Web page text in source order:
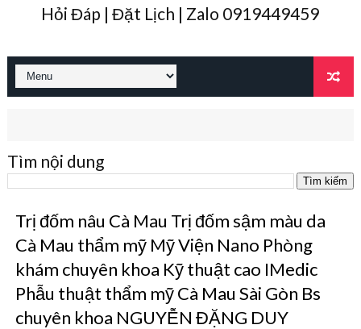
Hỏi Đáp | Đặt Lịch | Zalo 0919449459
Tìm nội dung
Trị đốm nâu Cà Mau Trị đốm sậm màu da
Cà Mau thẩm mỹ Mỹ Viện Nano Phòng
khám chuyên khoa Kỹ thuật cao IMedic
Phẫu thuật thẩm mỹ Cà Mau Sài Gòn Bs
chuyên khoa NGUYỄN ĐẶNG DUY